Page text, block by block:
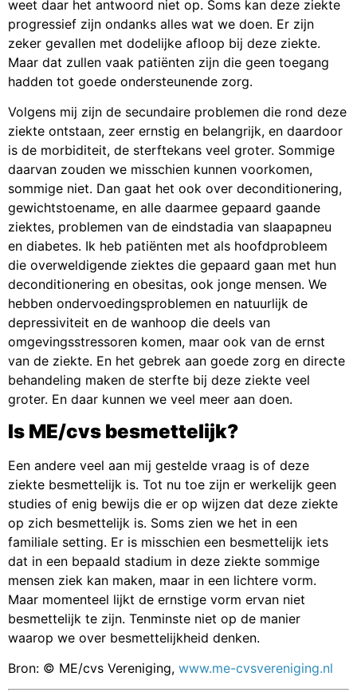
weet daar het antwoord niet op. Soms kan deze ziekte
progressief zijn ondanks alles wat we doen. Er zijn
zeker gevallen met dodelijke afloop bij deze ziekte.
Maar dat zullen vaak patiënten zijn die geen toegang
hadden tot goede ondersteunende zorg.
Volgens mij zijn de secundaire problemen die rond deze
ziekte ontstaan, zeer ernstig en belangrijk, en daardoor
is de morbiditeit, de sterftekans veel groter. Sommige
daarvan zouden we misschien kunnen voorkomen,
sommige niet. Dan gaat het ook over deconditionering,
gewichtstoename, en alle daarmee gepaard gaande
ziektes, problemen van de eindstadia van slaapapneu
en diabetes. Ik heb patiënten met als hoofdprobleem
die overweldigende ziektes die gepaard gaan met hun
deconditionering en obesitas, ook jonge mensen. We
hebben ondervoedingsproblemen en natuurlijk de
depressiviteit en de wanhoop die deels van
omgevingsstressoren komen, maar ook van de ernst
van de ziekte. En het gebrek aan goede zorg en directe
behandeling maken de sterfte bij deze ziekte veel
groter. En daar kunnen we veel meer aan doen.
Is ME/cvs besmettelijk?
Een andere veel aan mij gestelde vraag is of deze
ziekte besmettelijk is. Tot nu toe zijn er werkelijk geen
studies of enig bewijs die er op wijzen dat deze ziekte
op zich besmettelijk is. Soms zien we het in een
familiale setting. Er is misschien een besmettelijk iets
dat in een bepaald stadium in deze ziekte sommige
mensen ziek kan maken, maar in een lichtere vorm.
Maar momenteel lijkt de ernstige vorm ervan niet
besmettelijk te zijn. Tenminste niet op de manier
waarop we over besmettelijkheid denken.
Bron: © ME/cvs Vereniging, www.me-cvsvereniging.nl